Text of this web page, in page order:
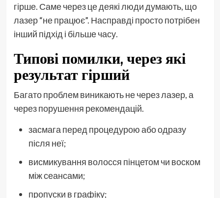
гірше. Саме через це деякі люди думають, що
лазер “не працює”. Насправді просто потрібен
інший підхід і більше часу.
Типові помилки, через які
результат гірший
Багато проблем виникають не через лазер, а
через порушення рекомендацій.
засмага перед процедурою або одразу
після неї;
висмикування волосся пінцетом чи воском
між сеансами;
пропуски в графіку;